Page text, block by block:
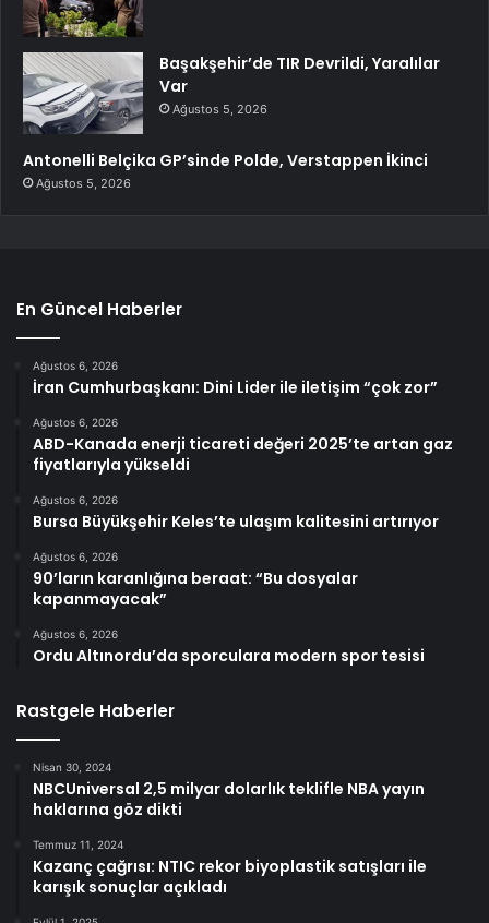
Başakşehir’de TIR Devrildi, Yaralılar
Var
Ağustos 5, 2026
Antonelli Belçika GP’sinde Polde, Verstappen İkinci
Ağustos 5, 2026
En Güncel Haberler
Ağustos 6, 2026
İran Cumhurbaşkanı: Dini Lider ile iletişim “çok zor”
Ağustos 6, 2026
ABD-Kanada enerji ticareti değeri 2025’te artan gaz
fiyatlarıyla yükseldi
Ağustos 6, 2026
Bursa Büyükşehir Keles’te ulaşım kalitesini artırıyor
Ağustos 6, 2026
90’ların karanlığına beraat: “Bu dosyalar
kapanmayacak”
Ağustos 6, 2026
Ordu Altınordu’da sporculara modern spor tesisi
Rastgele Haberler
Nisan 30, 2024
NBCUniversal 2,5 milyar dolarlık teklifle NBA yayın
haklarına göz dikti
Temmuz 11, 2024
Kazanç çağrısı: NTIC rekor biyoplastik satışları ile
karışık sonuçlar açıkladı